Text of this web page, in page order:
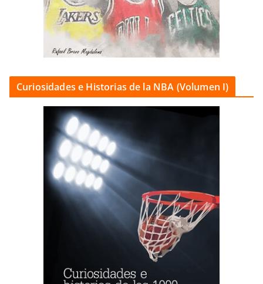
Curiosidades e Historias de la NBA (Volumen I)